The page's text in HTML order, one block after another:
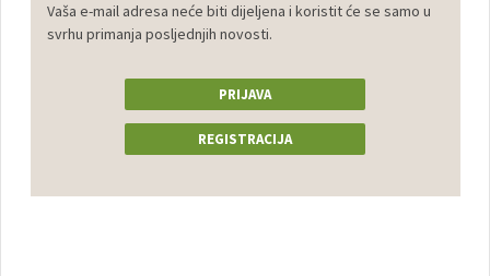
Vaša e-mail adresa neće biti dijeljena i koristit će se samo u
svrhu primanja posljednjih novosti.
PRIJAVA
REGISTRACIJA